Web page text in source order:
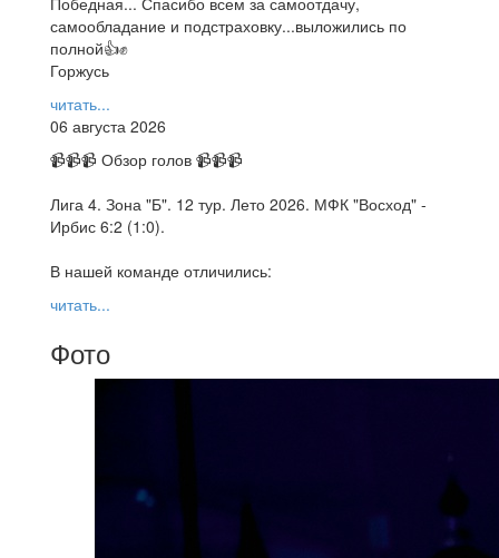
самообладание и подстраховку...выложились по
полной👍✊
Горжусь
читать...
06 августа 2026
📹📹📹 Обзор голов 📹📹📹
Лига 4. Зона "Б". 12 тур. Лето 2026. МФК "Восход" -
Ирбис 6:2 (1:0).
В нашей команде отличились:
читать...
Фото